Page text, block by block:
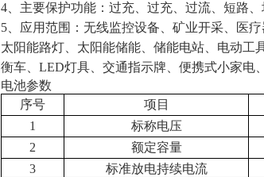
4、主要保护功能：过充、过充、过流、短路
5、应用范围：无线监控设备、矿业开采、医
太阳能路灯、太阳能储能、储能电站、电动工
衡车、LED灯具、交通指示牌、便携式小家电
电池参数
序号
项目
1
标称电压
2
额定容量
3
标准放电持续电流